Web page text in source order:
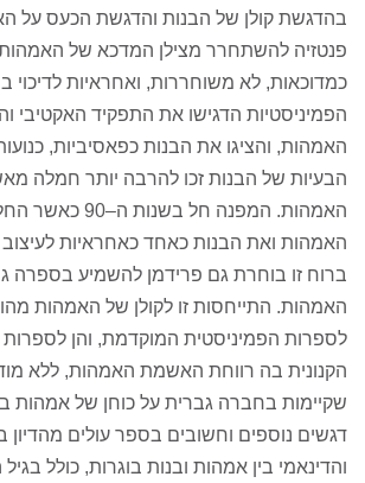
בהדגשת קולן של הבנות והדגשת הכעס על
פנטזיה להשתחרר מצילן המדכא של
כמדוכאות, לא משוחררות, ואחראיות לדיכוי
הפמיניסטיות הדגישו את התפקיד האקטיבי
האמהות, והציגו את הבנות כפאסיביות,
הבעיות של הבנות זכו להרבה יותר חמלה
האמהות. המפנה חל
האמהות ואת הבנות כאחד כאחראיות לעיצוב
ברוח זו בוחרת גם פרידמן להשמיע בספרה
האמהות. התייחסות זו לקולן של האמהות
לספרות הפמיניסטית המוקדמת, והן לספרות
הקנונית בה רווחת האשמת האמהות, ללא
שקיימות בחברה גברית על כוחן של אמהות
דגשים נוספים וחשובים בספר עולים
והדינאמי בין אמהות ובנות בוגרות, כולל